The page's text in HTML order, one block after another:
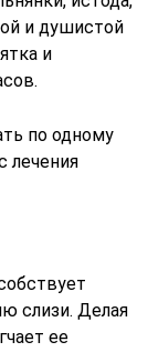
и душистой
и
по одному
лечения
слизи. Делая
ее